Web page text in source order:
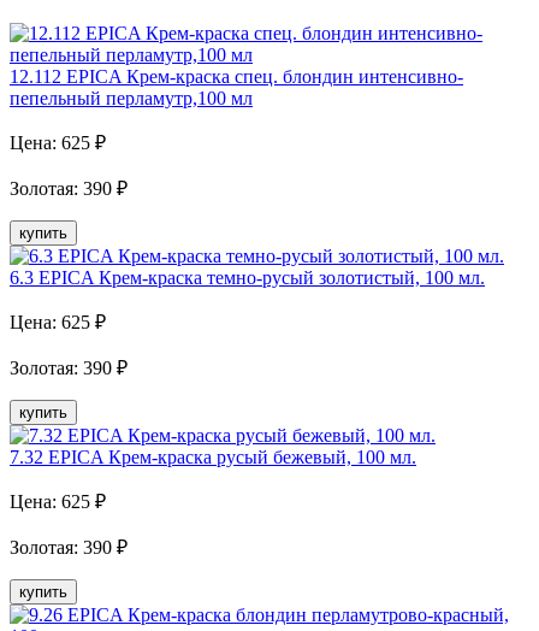
12.112 EPICA Крем-краска спец. блондин интенсивно-
пепельный перламутр,100 мл
Цена: 625 ₽
Золотая: 390 ₽
купить
6.3 EPICA Крем-краска темно-русый золотистый, 100 мл.
Цена: 625 ₽
Золотая: 390 ₽
купить
7.32 EPICA Крем-краска русый бежевый, 100 мл.
Цена: 625 ₽
Золотая: 390 ₽
купить